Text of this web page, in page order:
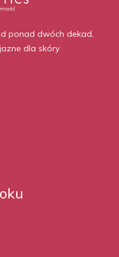
ponad dwóch dekad,
dla skóry